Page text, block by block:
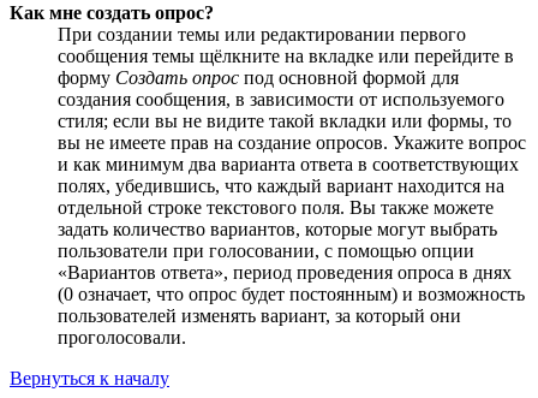
Как мне создать опрос?
При создании темы или редактировании первого
сообщения темы щёлкните на вкладке или перейдите в
форму Создать опрос под основной формой для
создания сообщения, в зависимости от используемого
стиля; если вы не видите такой вкладки или формы, то
вы не имеете прав на создание опросов. Укажите вопрос
и как минимум два варианта ответа в соответствующих
полях, убедившись, что каждый вариант находится на
отдельной строке текстового поля. Вы также можете
задать количество вариантов, которые могут выбрать
пользователи при голосовании, с помощью опции
«Вариантов ответа», период проведения опроса в днях
(0 означает, что опрос будет постоянным) и возможность
пользователей изменять вариант, за который они
проголосовали.
Вернуться к началу